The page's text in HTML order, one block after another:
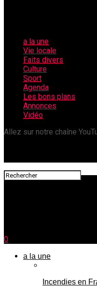
a la une
Vie locale
Faits divers
Culture
Sport
Agenda
Les bons plans
Annonces
Vidéo
Allez sur notre chaîne
0
a la une
Incendies en